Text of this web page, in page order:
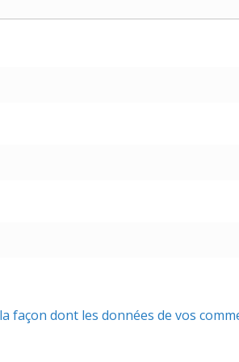
façon dont les données de vos